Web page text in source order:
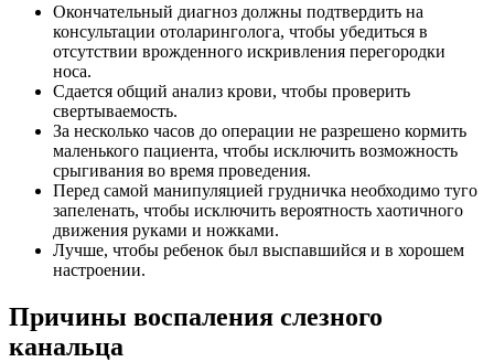
Окончательный диагноз должны подтвердить на
консультации отоларинголога, чтобы убедиться в
отсутствии врожденного искривления перегородки
носа.
Сдается общий анализ крови, чтобы проверить
свертываемость.
За несколько часов до операции не разрешено кормить
маленького пациента, чтобы исключить возможность
срыгивания во время проведения.
Перед самой манипуляцией грудничка необходимо туго
запеленать, чтобы исключить вероятность хаотичного
движения руками и ножками.
Лучше, чтобы ребенок был выспавшийся и в хорошем
настроении.
Причины воспаления слезного
канальца